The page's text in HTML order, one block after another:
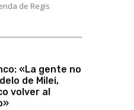
de Regis
«La gente no
de Milei,
volver al